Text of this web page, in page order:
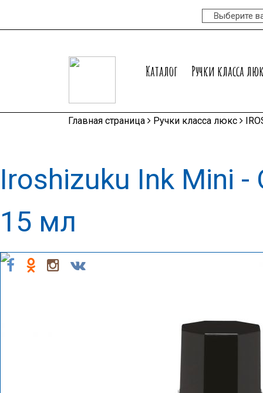
Каталог Ручки класса
Главная страница Ручки класса люкс
Iroshizuku Ink Mini -
15 мл